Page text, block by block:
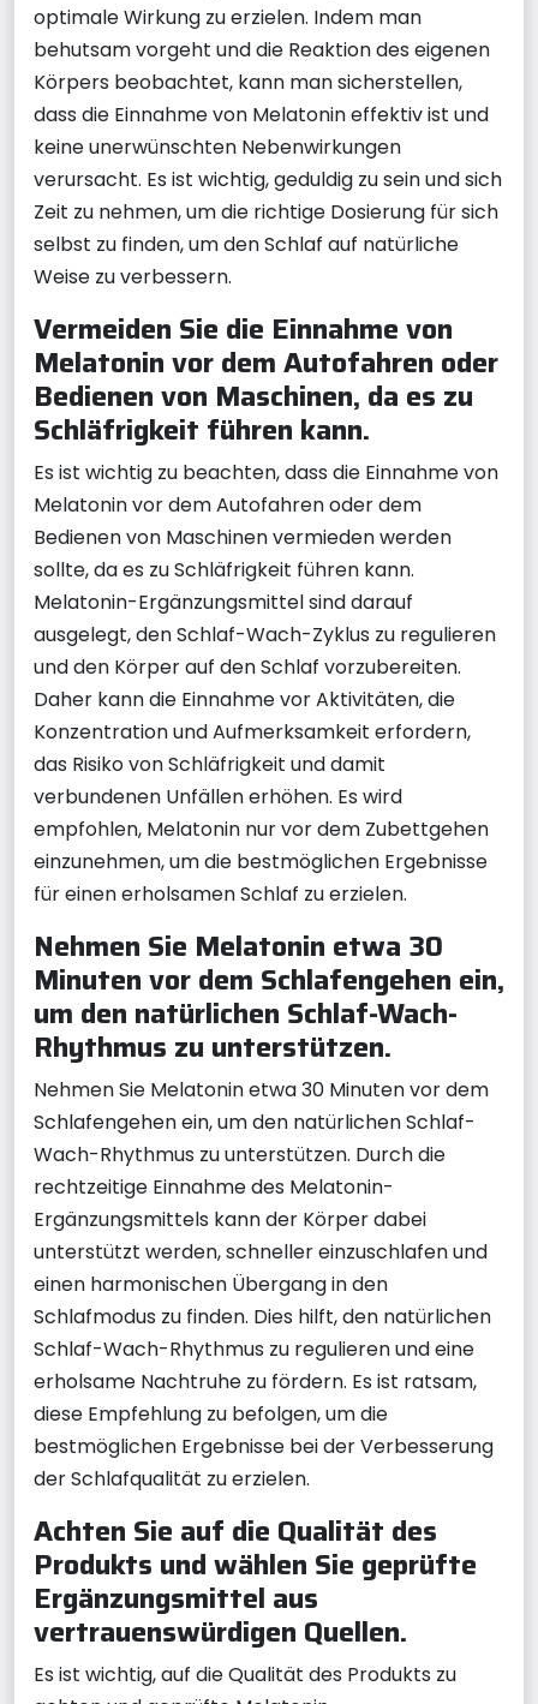
optimale Wirkung zu erzielen. Indem man
behutsam vorgeht und die Reaktion des eigenen
Körpers beobachtet, kann man sicherstellen,
dass die Einnahme von Melatonin effektiv ist und
keine unerwünschten Nebenwirkungen
verursacht. Es ist wichtig, geduldig zu sein und sich
Zeit zu nehmen, um die richtige Dosierung für sich
selbst zu finden, um den Schlaf auf natürliche
Weise zu verbessern.
Vermeiden Sie die Einnahme von
Melatonin vor dem Autofahren oder
Bedienen von Maschinen, da es zu
Schläfrigkeit führen kann.
Es ist wichtig zu beachten, dass die Einnahme von
Melatonin vor dem Autofahren oder dem
Bedienen von Maschinen vermieden werden
sollte, da es zu Schläfrigkeit führen kann.
Melatonin-Ergänzungsmittel sind darauf
ausgelegt, den Schlaf-Wach-Zyklus zu regulieren
und den Körper auf den Schlaf vorzubereiten.
Daher kann die Einnahme vor Aktivitäten, die
Konzentration und Aufmerksamkeit erfordern,
das Risiko von Schläfrigkeit und damit
verbundenen Unfällen erhöhen. Es wird
empfohlen, Melatonin nur vor dem Zubettgehen
einzunehmen, um die bestmöglichen Ergebnisse
für einen erholsamen Schlaf zu erzielen.
Nehmen Sie Melatonin etwa 30
Minuten vor dem Schlafengehen ein,
um den natürlichen Schlaf-Wach-
Rhythmus zu unterstützen.
Nehmen Sie Melatonin etwa 30 Minuten vor dem
Schlafengehen ein, um den natürlichen Schlaf-
Wach-Rhythmus zu unterstützen. Durch die
rechtzeitige Einnahme des Melatonin-
Ergänzungsmittels kann der Körper dabei
unterstützt werden, schneller einzuschlafen und
einen harmonischen Übergang in den
Schlafmodus zu finden. Dies hilft, den natürlichen
Schlaf-Wach-Rhythmus zu regulieren und eine
erholsame Nachtruhe zu fördern. Es ist ratsam,
diese Empfehlung zu befolgen, um die
bestmöglichen Ergebnisse bei der Verbesserung
der Schlafqualität zu erzielen.
Achten Sie auf die Qualität des
Produkts und wählen Sie geprüfte
Ergänzungsmittel aus
vertrauenswürdigen Quellen.
Es ist wichtig, auf die Qualität des Produkts zu